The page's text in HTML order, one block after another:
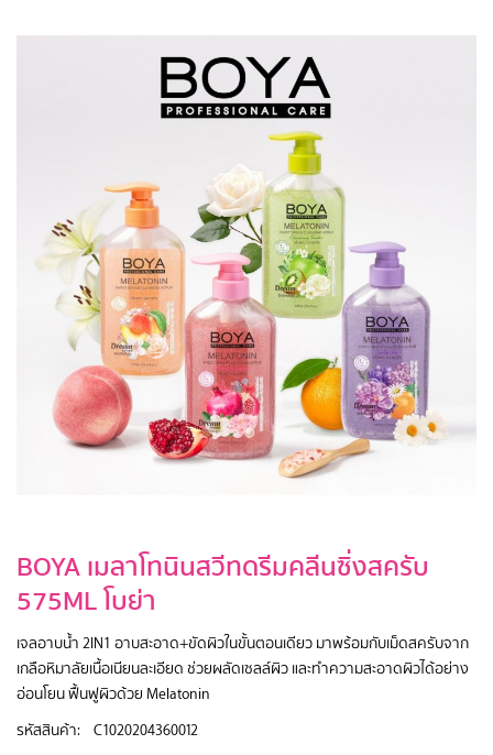
BOYA เมลาโทนินสวีทดรีมคลีนซิ่งสครับ
575ML โบย่า
เจลอาบน้ำ 2IN1 อาบสะอาด+ขัดผิวในขั้นตอนเดียว มาพร้อมกับเม็ดสครับจาก
เกลือหิมาลัยเนื้อเนียนละเอียด ช่วยผลัดเซลล์ผิว และทำความสะอาดผิวได้อย่าง
อ่อนโยน ฟื้นฟูผิวด้วย Melatonin
รหัสสินค้า:
C1020204360012